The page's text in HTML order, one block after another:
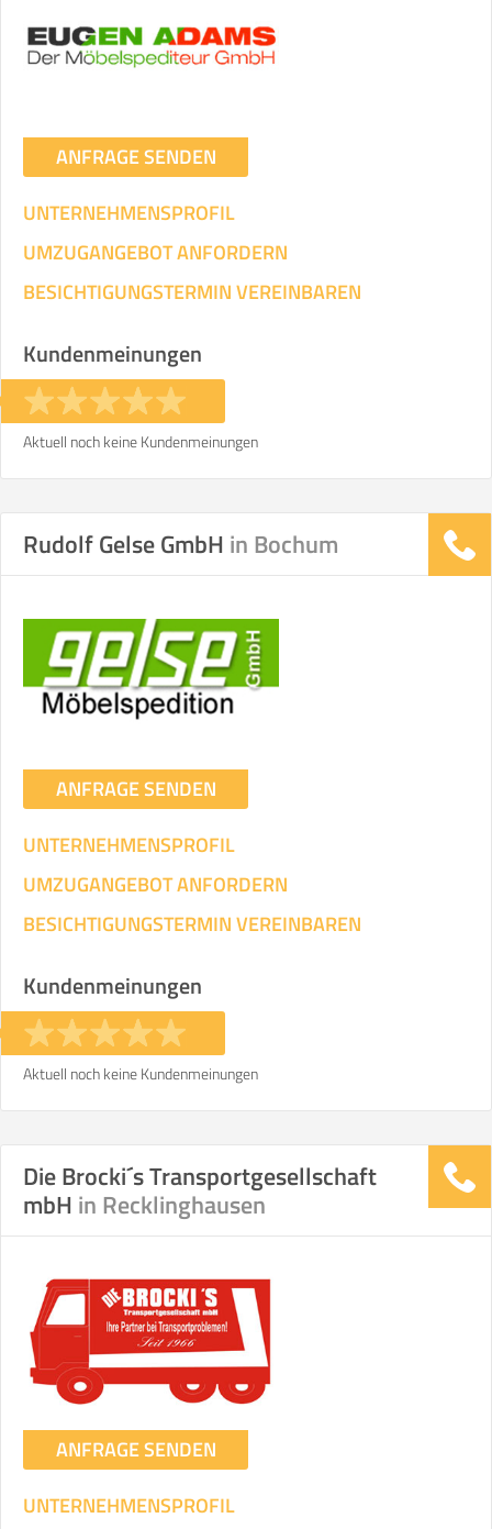
ANFRAGE SENDEN
UNTERNEHMENSPROFIL
UMZUGANGEBOT ANFORDERN
BESICHTIGUNGSTERMIN VEREINBAREN
Kundenmeinungen
Aktuell noch keine Kundenmeinungen
Rudolf Gelse GmbH in Bochum
ANFRAGE SENDEN
UNTERNEHMENSPROFIL
UMZUGANGEBOT ANFORDERN
BESICHTIGUNGSTERMIN VEREINBAREN
Kundenmeinungen
Aktuell noch keine Kundenmeinungen
Die Brocki´s Transportgesellschaft
mbH in Recklinghausen
ANFRAGE SENDEN
UNTERNEHMENSPROFIL